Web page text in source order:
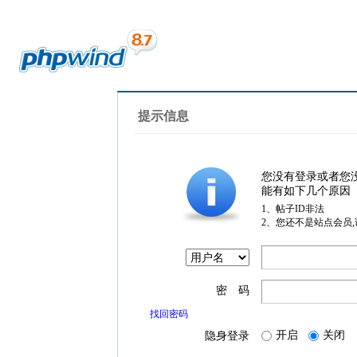
提示信息
您没有登录或者您
能有如下几个原因
1、帖子ID非法
2、您还不是站点会员
密 码
找回密码
隐身登录 开启 关闭